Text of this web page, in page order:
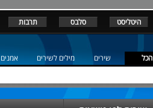
היטליסט סלבס תרבות
הכל שירים מילים לשירים אמנים